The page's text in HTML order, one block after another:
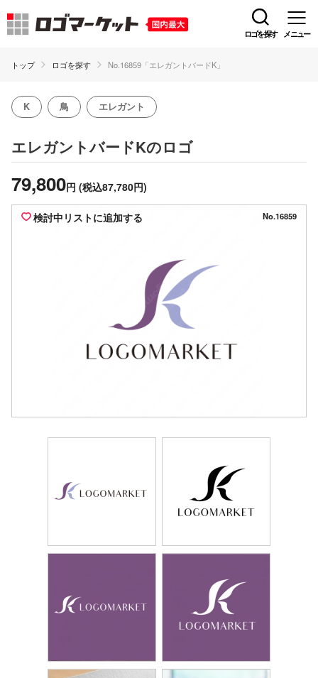
ロゴを探す メニュー
トップ ロゴを探す No.16859「エレガントバードK」
K 鳥 エレガント
エレガントバードKのロゴ
79,800円 (税込87,780円)
検討中リストに追加する No.16859